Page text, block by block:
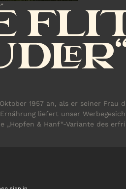
1957 an, als er seiner Frau
liefert unser
& Hanf“-Variante des